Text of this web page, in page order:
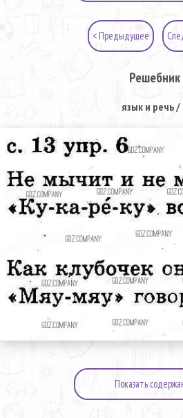
< Предыдущее
Решебник
язык и речь /
Показать